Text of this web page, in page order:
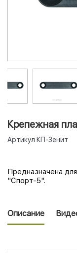
Крепежная
Артикул КП-Зенит
Предназначена
"Спорт-5".
Описание